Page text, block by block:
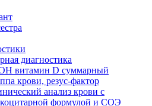
диагностика
витамин D суммарный
крови, резус-фактор
анализ крови с
формулой и СОЭ